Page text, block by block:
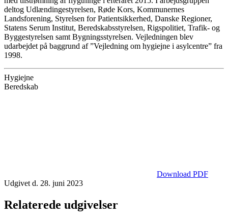
deltog Udlændingestyrelsen, Røde Kors, Kommunernes
Landsforening, Styrelsen for Patientsikkerhed, Danske Regioner,
Statens Serum Institut, Beredskabsstyrelsen, Rigspolitiet, Trafik- og
Byggestyrelsen samt Bygningsstyrelsen. Vejledningen blev
udarbejdet på baggrund af ”Vejledning om hygiejne i asylcentre” fra
1998.
Hygiejne
Beredskab
Download PDF
Udgivet d. 28. juni 2023
Relaterede udgivelser